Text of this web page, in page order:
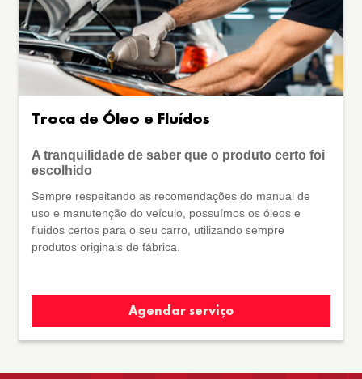
Troca de Óleo e Fluídos
A tranquilidade de saber que o produto certo foi
escolhido
Sempre respeitando as recomendações do manual de
uso e manutenção do veículo, possuímos os óleos e
fluidos certos para o seu carro, utilizando sempre
produtos originais de fábrica.
Agendar serviço